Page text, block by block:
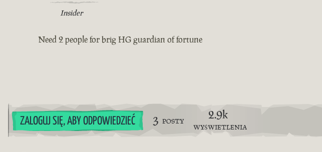
Insider
Need 2 people for brig HG guardian of fortune
ZALOGUJ SIĘ, ABY ODPOWIEDZIEĆ 3 POSTY 2.9k
WYŚWIETLENIA